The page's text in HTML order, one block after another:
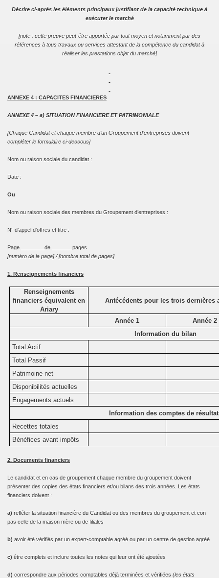
Décrire ci-après les éléments principaux justifiant de la capacité technique à
exécuter le marché
[note : cette preuve peut-être apportée par tout moyen et notamment par des
références à tous travaux ou services attestant de la compétence du candidat à
réaliser les prestations objet du marché]
ANNEXE 4 : CAPACITES FINANCIERES
ANNEXE 4 – a) SITUATION FINANCIERE ET PATRIMONIALE
[Chaque Candidat et chaque membre d’un Groupement d’entreprises doivent
compléter le formulaire ci-dessous]
Nom ou raison sociale du candidat :
Date :
Ou
Nom ou raison sociale des membres du Groupement d’entreprises :
N° d’appel d’offres et titre :
Page ________de _______pages
[numéro de la page] / [nombre total de pages]
1. Renseignements financiers
Renseignements
financiers équivalent en
Ariary
Antécédents pour les trois dernières
Année 1
Année 2
Information du bilan
Total Actif
Total Passif
Patrimoine net
Disponibilités actuelles
Engagements actuels
Information des comptes de
Recettes totales
Bénéfices avant impôts
2. Documents financiers
Le candidat et en cas de groupement chaque membre du groupement doivent
présenter des copies des états financiers et/ou bilans des trois années. Les états
financiers doivent :
a) refléter la situation financière du Candidat ou des membres du groupement et con
pas celle de la maison mère ou de filiales
b) avoir été vérifiés par un expert-comptable agréé ou par un centre de gestion agréé
c) être complets et inclure toutes les notes qui leur ont été ajoutées
d) correspondre aux périodes comptables déjà terminées et vérifiées (les états